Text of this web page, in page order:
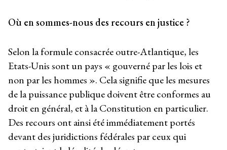
Où en sommes-nous des recours en justice ?
Selon la formule consacrée outre-Atlantique, les
Etats-Unis sont un pays « gouverné par les lois et
non par les hommes ». Cela signifie que les mesures
de la puissance publique doivent être conformes au
droit en général, et à la Constitution en particulier.
Des recours ont ainsi été immédiatement portés
devant des juridictions fédérales par ceux qui